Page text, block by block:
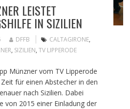
LEISTET
IN SIZILIEN
DFFB CALTAGIRONE,
, SIZILIEN, TV LIPPERODE
Münzner vom TV Lipperode
für einen Abstecher in den
nach Sizilien. Dabei
von 2015 einer Einladung der